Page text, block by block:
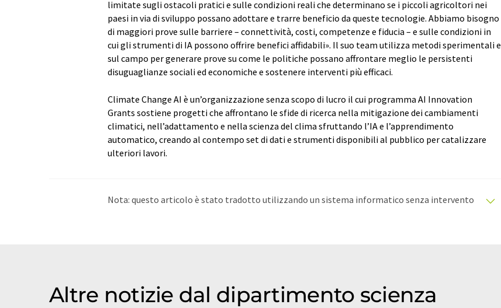
limitate sugli ostacoli pratici e sulle condizioni reali che determinano se i piccoli agricoltori nei
paesi in via di sviluppo possano adottare e trarre beneficio da queste tecnologie. Abbiamo bisogno
di maggiori prove sulle barriere – connettività, costi, competenze e fiducia – e sulle condizioni in
cui gli strumenti di IA possono offrire benefici affidabili». Il suo team utilizza metodi sperimentali e
sul campo per generare prove su come le politiche possano affrontare meglio le persistenti
disuguaglianze sociali ed economiche e sostenere interventi più efficaci.
Climate Change AI è un’organizzazione senza scopo di lucro il cui programma AI Innovation
Grants sostiene progetti che affrontano le sfide di ricerca nella mitigazione dei cambiamenti
climatici, nell’adattamento e nella scienza del clima sfruttando l’IA e l’apprendimento
automatico, creando al contempo set di dati e strumenti disponibili al pubblico per catalizzare
ulteriori lavori.
Nota: questo articolo è stato tradotto utilizzando un sistema informatico senza intervento
Altre notizie dal dipartimento scienza